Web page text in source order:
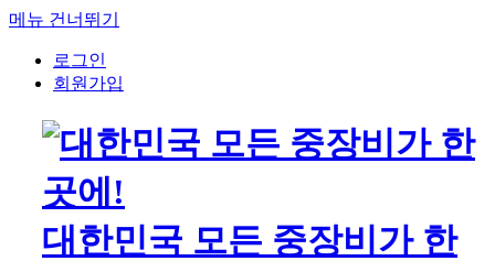
메뉴 건너뛰기
로그인
회원가입
대한민국 모든 중장비가 한